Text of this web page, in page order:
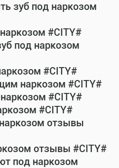
зуб под наркозом
#CITY#
под наркозом
#CITY#
наркозом #CITY#
#CITY#
#CITY#
отзывы
отзывы #CITY#
под наркозом